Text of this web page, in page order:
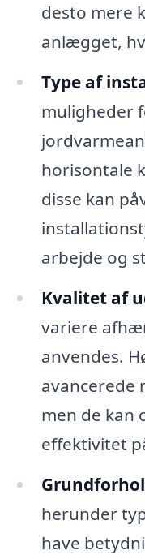
desto mere
anlægget,
Type af
muligheder
horisontale
disse kan
arbejde og
Kvalitet af
variere
anvendes.
avancerede
men de kan
effektivitet
herunder
have